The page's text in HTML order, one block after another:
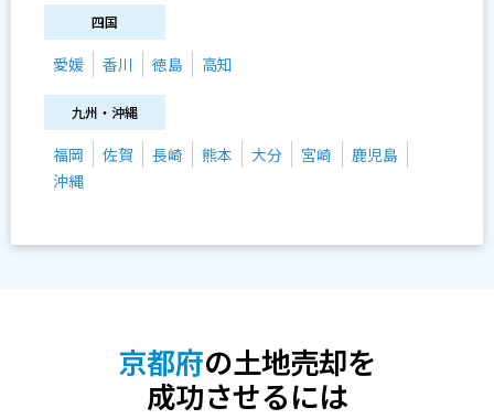
四国
愛媛 香川 徳島 高知
九州・沖縄
福岡 佐賀 長崎 熊本 大分 宮崎
鹿児島
沖縄
京都府の土地売却を
成功させるには